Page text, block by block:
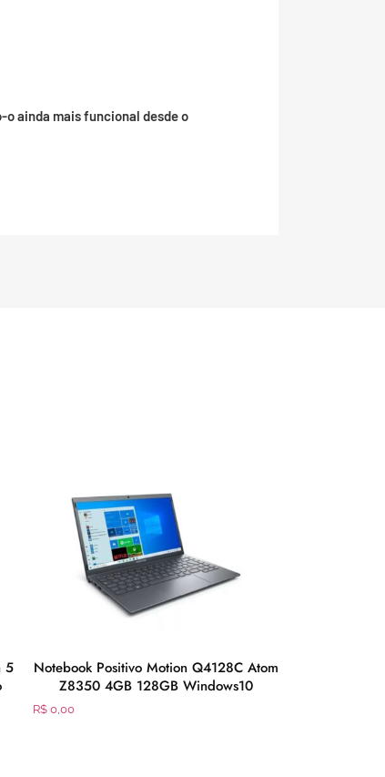
o ainda mais funcional desde o
5
Notebook Positivo Motion Q4128C Atom
Z8350 4GB 128GB Windows10
R$ 0,00